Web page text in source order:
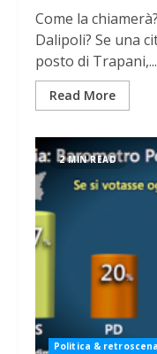
Come la
Dalipoli? Se una
posto di Trapani,...
Read More
2 MIN READ
Politica & retroscena